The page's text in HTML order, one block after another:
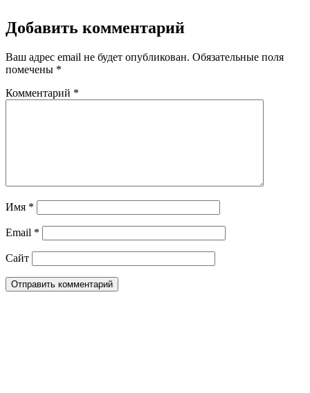
Добавить комментарий
Ваш адрес email не будет опубликован. Обязательные поля
помечены *
Комментарий *
Имя *
Email *
Сайт